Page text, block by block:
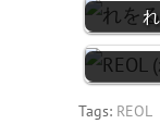
Tags: REOL